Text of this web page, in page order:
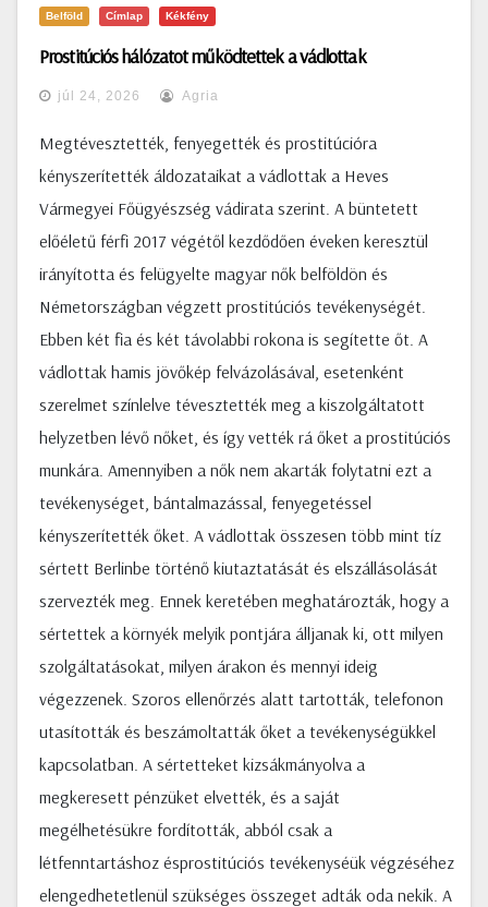
Belföld Címlap Kékfény
Prostitúciós hálózatot működtettek a vádlottak
júl 24, 2026 Agria
Megtévesztették, fenyegették és prostitúcióra
kényszerítették áldozataikat a vádlottak a Heves
Vármegyei Főügyészség vádirata szerint. A büntetett
előéletű férfi 2017 végétől kezdődően éveken keresztül
irányította és felügyelte magyar nők belföldön és
Németországban végzett prostitúciós tevékenységét.
Ebben két fia és két távolabbi rokona is segítette őt. A
vádlottak hamis jövőkép felvázolásával, esetenként
szerelmet színlelve tévesztették meg a kiszolgáltatott
helyzetben lévő nőket, és így vették rá őket a prostitúciós
munkára. Amennyiben a nők nem akarták folytatni ezt a
tevékenységet, bántalmazással, fenyegetéssel
kényszerítették őket. A vádlottak összesen több mint tíz
sértett Berlinbe történő kiutaztatását és elszállásolását
szervezték meg. Ennek keretében meghatározták, hogy a
sértettek a környék melyik pontjára álljanak ki, ott milyen
szolgáltatásokat, milyen árakon és mennyi ideig
végezzenek. Szoros ellenőrzés alatt tartották, telefonon
utasították és beszámoltatták őket a tevékenységükkel
kapcsolatban. A sértetteket kizsákmányolva a
megkeresett pénzüket elvették, és a saját
megélhetésükre fordították, abból csak a
létfenntartáshoz ésprostitúciós tevékenyséük végzéséhez
elengedhetetlenül szükséges összeget adták oda nekik. A